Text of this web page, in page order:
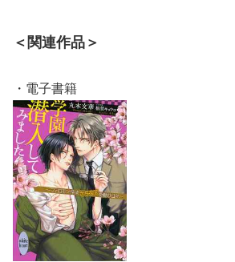
＜関連作品＞
・電子書籍